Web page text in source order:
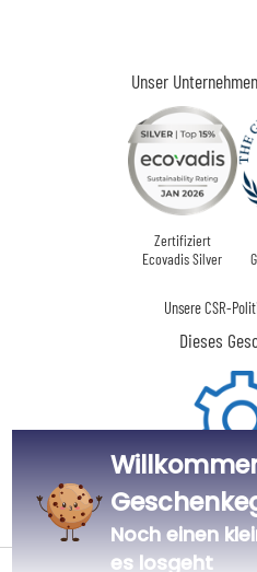
Unser
Zertifiziert
Ecovadis Silver
Unsere CSR-
Dieses
in
Noch einen
es losgeht